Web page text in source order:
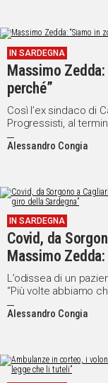
IN SARDEGNA
Massimo Zedda:
perché”
Così l’ex sindaco di
Progressisti, al
Zoom
Alessandro Congia
IN SARDEGNA
Covid, da
Massimo
Sardegna”
L’odissea di un
“Più volte abbiamo
ritardo è sotto gli
Alessandro Congia